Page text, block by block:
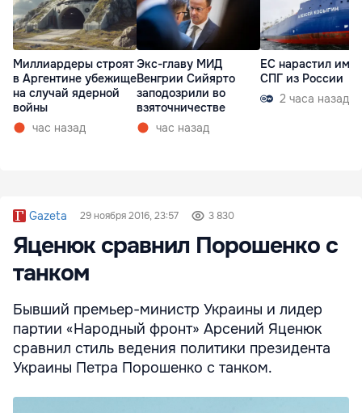
Миллиардеры строят
в Аргентине убежище
на случай ядерной
войны
час назад
Экс-главу МИД
Венгрии Сийярто
заподозрили во
взяточничестве
час назад
ЕС нарастил
СПГ из России
2 часа назад
Gazeta 29 ноября 2016, 23:57 3 830
Яценюк сравнил Порошенко с
танком
Бывший премьер-министр Украины и лидер
партии «Народный фронт» Арсений Яценюк
сравнил стиль ведения политики президента
Украины Петра Порошенко с танком.